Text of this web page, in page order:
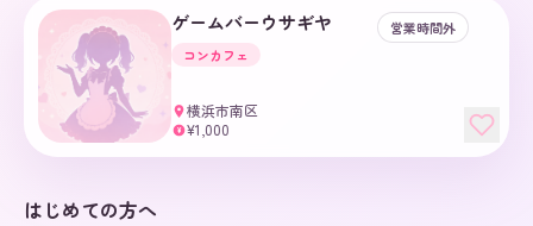
ゲームバーウサギヤ
営業時間外
コンカフェ
横浜市南区
¥ ¥1,000
はじめての方へ